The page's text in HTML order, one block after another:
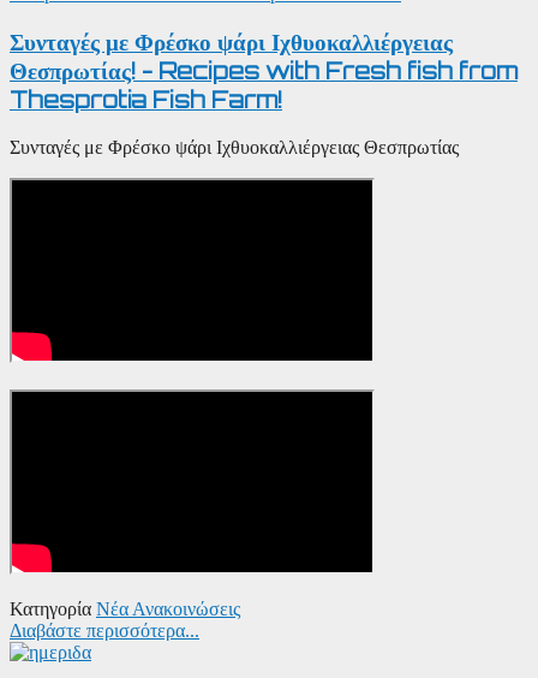
Συνταγές με Φρέσκο ψάρι Ιχθυοκαλλιέργειας
Θεσπρωτίας! - Recipes with Fresh fish from
Thesprotia Fish Farm!
Συνταγές με Φρέσκο ψάρι Ιχθυοκαλλιέργειας Θεσπρωτίας
Κατηγορία Νέα Ανακοινώσεις
Διαβάστε περισσότερα...